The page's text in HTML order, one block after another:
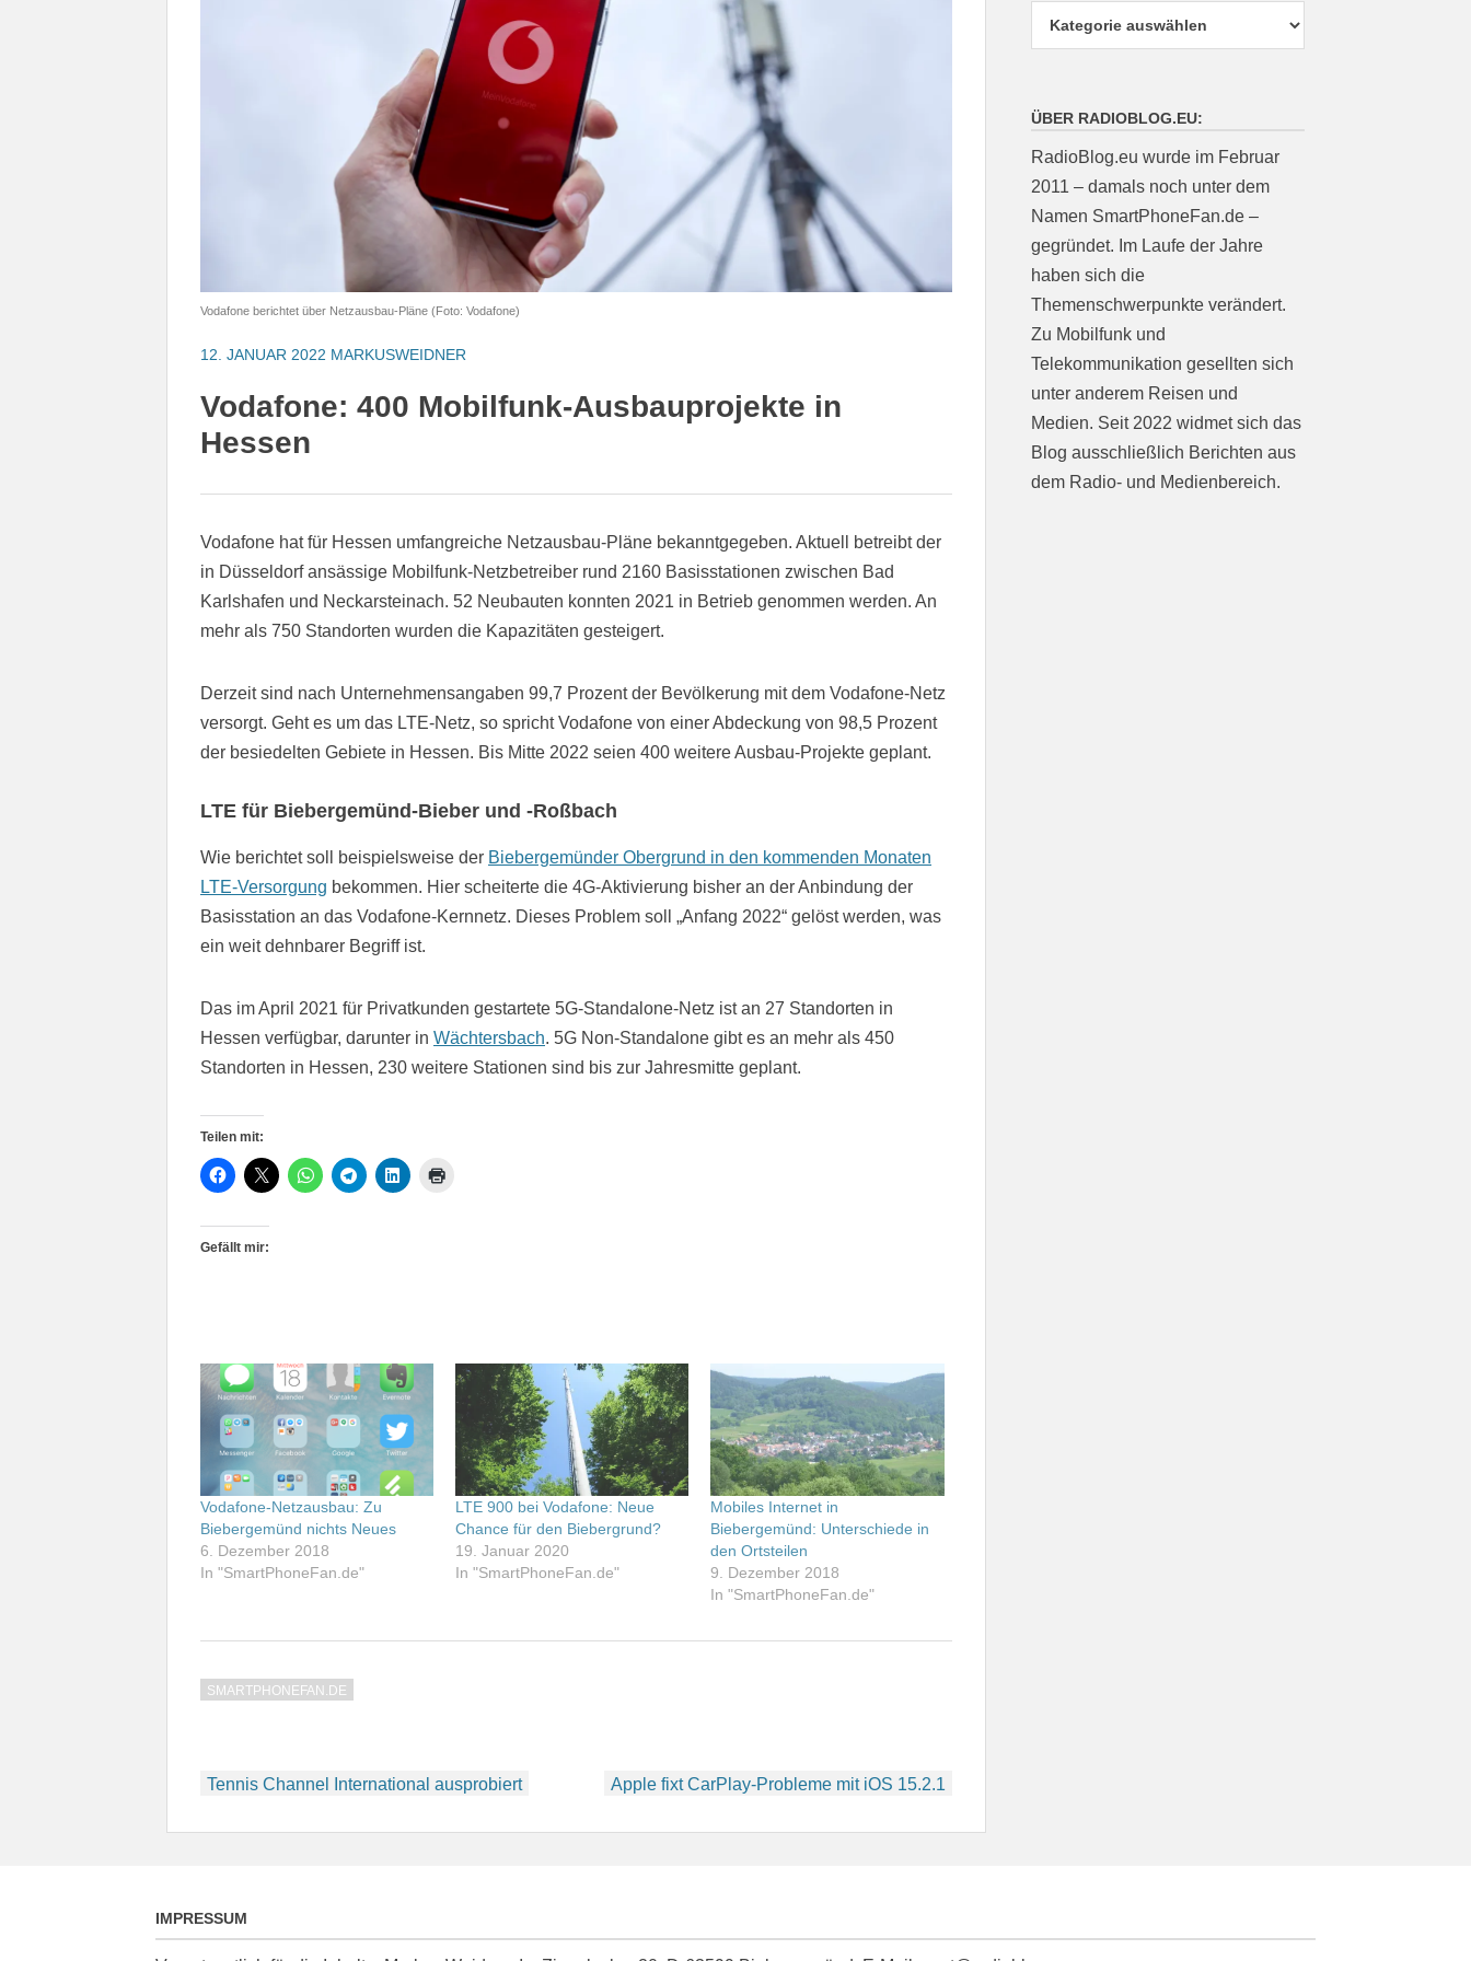
Vodafone berichtet über Netzausbau-Pläne (Foto: Vodafone)
12. JANUAR 2022 MARKUSWEIDNER
Vodafone: 400 Mobilfunk-Ausbauprojekte in
Hessen
Vodafone hat für Hessen umfangreiche Netzausbau-Pläne bekanntgegeben. Aktuell betreibt der
in Düsseldorf ansässige Mobilfunk-Netzbetreiber rund 2160 Basisstationen zwischen Bad
Karlshafen und Neckarsteinach. 52 Neubauten konnten 2021 in Betrieb genommen werden. An
mehr als 750 Standorten wurden die Kapazitäten gesteigert.
Derzeit sind nach Unternehmensangaben 99,7 Prozent der Bevölkerung mit dem Vodafone-Netz
versorgt. Geht es um das LTE-Netz, so spricht Vodafone von einer Abdeckung von 98,5 Prozent
der besiedelten Gebiete in Hessen. Bis Mitte 2022 seien 400 weitere Ausbau-Projekte geplant.
LTE für Biebergemünd-Bieber und -Roßbach
Wie berichtet soll beispielsweise der Biebergemünder Obergrund in den kommenden Monaten
LTE-Versorgung bekommen. Hier scheiterte die 4G-Aktivierung bisher an der Anbindung der
Basisstation an das Vodafone-Kernnetz. Dieses Problem soll „Anfang 2022“ gelöst werden, was
ein weit dehnbarer Begriff ist.
Das im April 2021 für Privatkunden gestartete 5G-Standalone-Netz ist an 27 Standorten in
Hessen verfügbar, darunter in Wächtersbach. 5G Non-Standalone gibt es an mehr als 450
Standorten in Hessen, 230 weitere Stationen sind bis zur Jahresmitte geplant.
Teilen mit:
Gefällt mir:
Vodafone-Netzausbau: Zu
Biebergemünd nichts Neues
6. Dezember 2018
In "SmartPhoneFan.de"
LTE 900 bei Vodafone: Neue
Chance für den Biebergrund?
19. Januar 2020
In "SmartPhoneFan.de"
Mobiles Internet in
Biebergemünd: Unterschiede in
den Ortsteilen
9. Dezember 2018
In "SmartPhoneFan.de"
SMARTPHONEFAN.DE
Beitragsnavigation
Tennis Channel International ausprobiert Apple fixt CarPlay-Probleme mit iOS 15.2.1
ÜBER RADIOBLOG.EU:
RadioBlog.eu wurde im Februar
2011 – damals noch unter dem
Namen SmartPhoneFan.de –
gegründet. Im Laufe der Jahre
haben sich die
Themenschwerpunkte verändert.
Zu Mobilfunk und
Telekommunikation gesellten sich
unter anderem Reisen und
Medien. Seit 2022 widmet sich das
Blog ausschließlich Berichten aus
dem Radio- und Medienbereich.
IMPRESSUM